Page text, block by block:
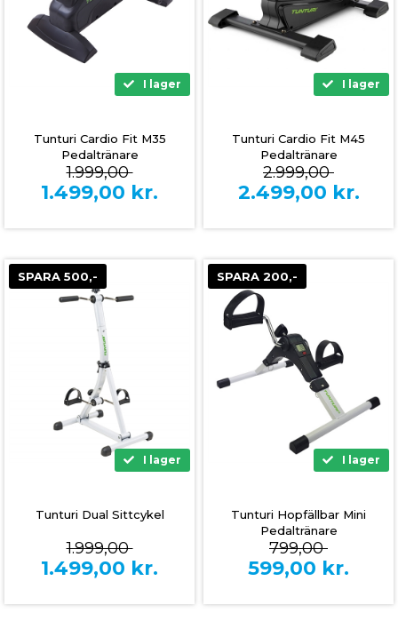
I lager
Tunturi Cardio Fit M35
Pedaltränare
1.999,00
1.499,00 kr.
I lager
Tunturi Cardio Fit M45
Pedaltränare
2.999,00
2.499,00 kr.
SPARA 500,-
I lager
Tunturi Dual Sittcykel
1.999,00
1.499,00 kr.
SPARA 200,-
I lager
Tunturi Hopfällbar Mini
Pedaltränare
799,00
599,00 kr.